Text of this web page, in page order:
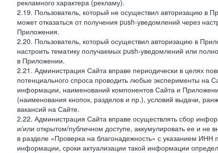
рекламного характера (рекламу).
2.19. Пользователь, который не осуществил авторизацию в
может отказаться от получения push-уведомлений через
Приложения.
2.20. Пользователь, который осуществил авторизацию в
настроить тематику получаемых push-уведомлений или
в Приложении.
2.21. Администрация Сайта вправе периодически в целях
потенциального спроса проводить любые эксперименты на
информации, наименований компонентов Сайта и
(наименования кнопок, разделов и пр.), условий выдачи,
вакансий на Сайте.
2.22. Администрация Сайта вправе осуществлять сбор
и/или открытом/публичном доступе, аккумулировать ее и не
в разделе «Проверка на благонадежность» с указанием
информации, сроки актуализации такой информации